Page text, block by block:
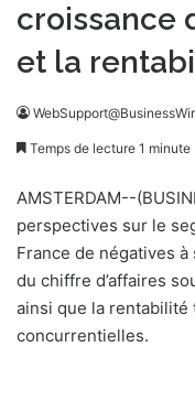
croissance
et la
Temps de lecture 1 minute
AMSTERDAM--
perspectives sur le
France de négatives
du chiffre d’affaires
ainsi que la
concurrentielles.